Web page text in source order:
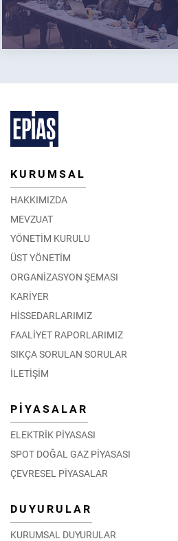
KURUMSAL
HAKKIMIZDA
MEVZUAT
YÖNETİM KURULU
ÜST YÖNETİM
ORGANİZASYON ŞEMASI
KARİYER
HİSSEDARLARIMIZ
FAALİYET RAPORLARIMIZ
SIKÇA SORULAN SORULAR
İLETİŞİM
PİYASALAR
ELEKTRİK PİYASASI
SPOT DOĞAL GAZ PİYASASI
ÇEVRESEL PİYASALAR
DUYURULAR
KURUMSAL DUYURULAR